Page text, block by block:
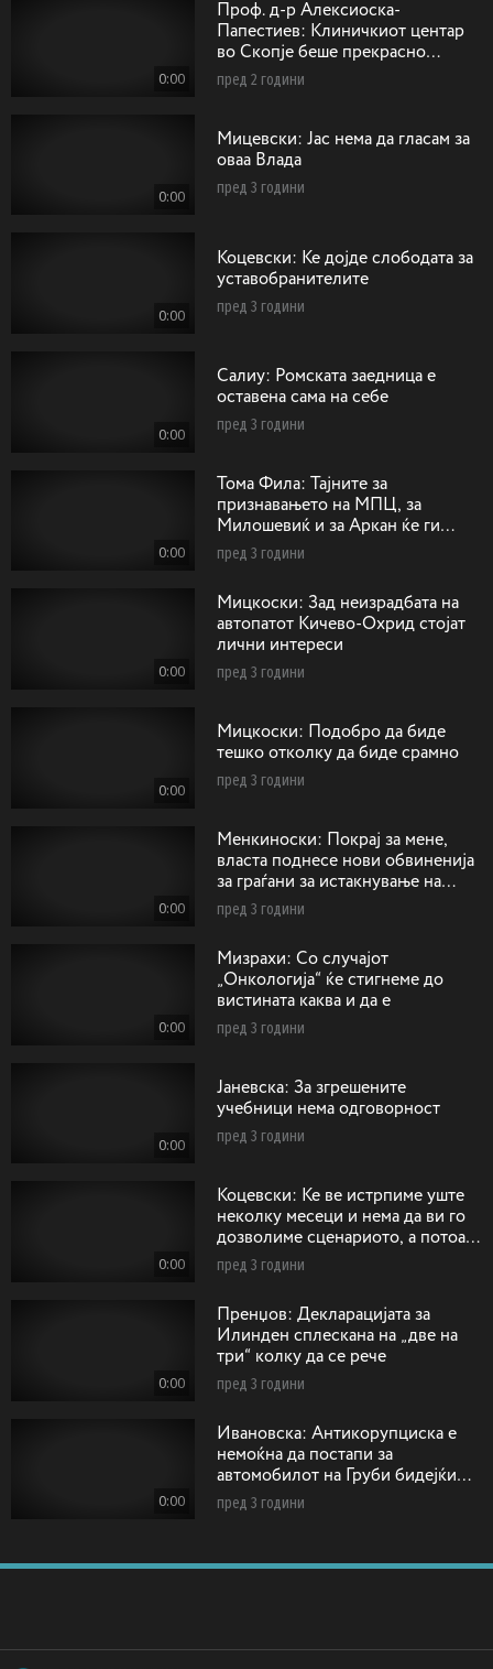
0:00
Проф. д-р Алексиоска-
Папестиев: Клиничкиот центар
во Скопје беше прекрасно
замислен со одобрени средства
пред 2 години
0:00
Мицевски: Јас нема да гласам за
оваа Влада
пред 3 години
0:00
Коцевски: Ќе дојде слободата за
уставобранителите
пред 3 години
0:00
Салиу: Ромската заедница е
оставена сама на себе
пред 3 години
0:00
Тома Фила: Тајните за
признавањето на МПЦ, за
Милошевиќ и за Аркан ќе ги
однесам горе кај Господ
пред 3 години
0:00
Мицкоски: Зад неизрадбата на
автопатот Кичево-Охрид стојат
лични интереси
пред 3 години
0:00
Мицкоски: Подобро да биде
тешко отколку да биде срамно
пред 3 години
0:00
Менкиноски: Покрај за мене,
власта поднесе нови обвиненија
за граѓани за истакнување на
сонцето од Кутлеш
пред 3 години
0:00
Mизрахи: Со случајот
„Онкологија“ ќе стигнеме до
вистината каква и да е
пред 3 години
0:00
Jaневска: За згрешените
учебници нема одговорност
пред 3 години
0:00
Коцевски: Ќе ве истрпиме уште
неколку месеци и нема да ви го
дозволиме сценариото, а потоа
ќе има одговорност
пред 3 години
0:00
Пренџов: Декларацијата за
Илинден сплескана на „две на
три“ колку да се рече
пред 3 години
0:00
Ивановска: Антикорупциска е
немоќна да постапи за
автомобилот на Груби бидејќи
возилото било регистрирано на
пред 3 години